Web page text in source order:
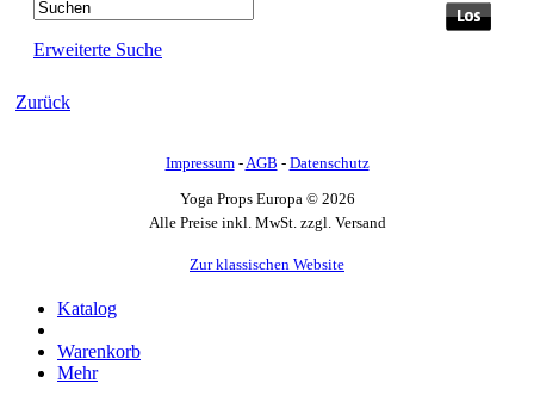
Erweiterte Suche
Zurück
Impressum-AGB - Datenschutz
Yoga Props Europa © 2026
Alle Preise inkl. MwSt. zzgl. Versand
Zur klassischen Website
Katalog
Warenkorb
Mehr